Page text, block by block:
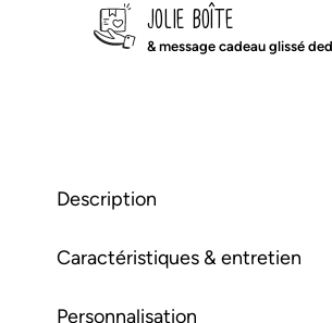
jolie boîte
& message cadeau glissé
Description
tapis de jeux en
Caractéristiques & entretien
Personnalisation